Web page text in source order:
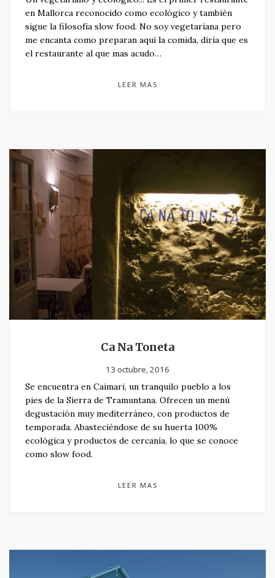
en Mallorca reconocido como ecológico y también
sigue la filosofía slow food. No soy vegetariana pero
me encanta como preparan aquí la comida, diría que es
el restaurante al que mas acudo…
LEER MAS
Ca Na Toneta
13 octubre, 2016
Se encuentra en Caimari, un tranquilo pueblo a los
pies de la Sierra de Tramuntana. Ofrecen un menú
degustación muy mediterráneo, con productos de
temporada. Abasteciéndose de su huerta 100%
ecológica y productos de cercanía, lo que se conoce
como slow food.
LEER MAS